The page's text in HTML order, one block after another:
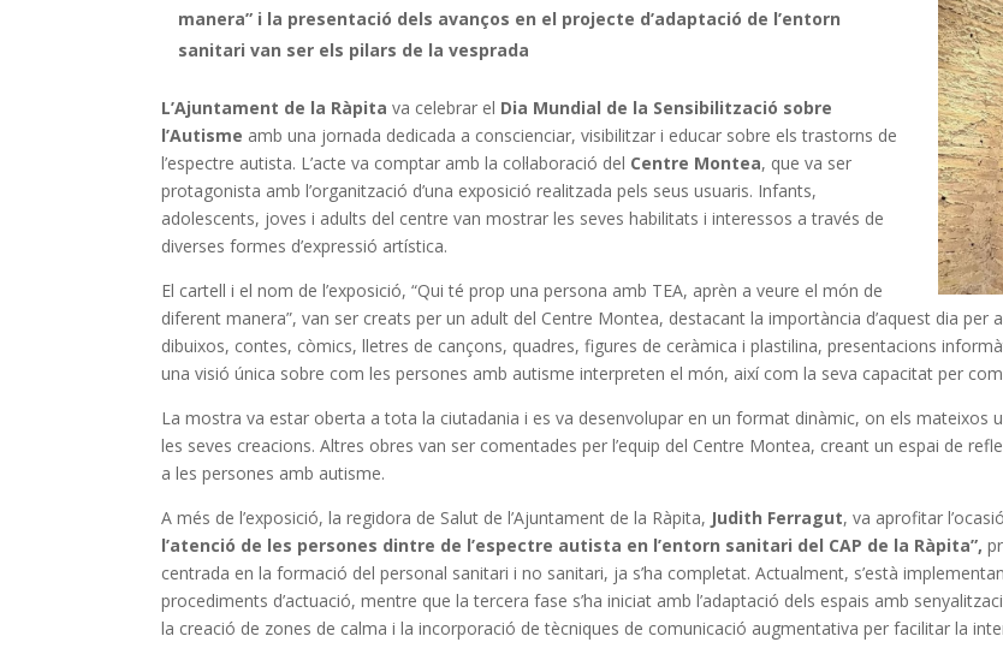
manera” i la presentació dels avanços en el projecte d’adaptació de l’entorn
sanitari van ser els pilars de la vesprada
L’Ajuntament de la Ràpita va celebrar el Dia Mundial de la Sensibilització sobre
l’Autisme amb una jornada dedicada a conscienciar, visibilitzar i educar sobre els trastorns de
l’espectre autista. L’acte va comptar amb la col·laboració del Centre Montea, que va ser
protagonista amb l’organització d’una exposició realitzada pels seus usuaris. Infants,
adolescents, joves i adults del centre van mostrar les seves habilitats i interessos a través de
diverses formes d’expressió artística.
El cartell i el nom de l’exposició, “Qui té prop una persona amb TEA, aprèn a veure el món de
diferent manera”, van ser creats per un adult del Centre Montea, destacant la importància d’aquest dia per
dibuixos, contes, còmics, lletres de cançons, quadres, figures de ceràmica i plastilina, presentacions
una visió única sobre com les persones amb autisme interpreten el món, així com la seva capacitat per
La mostra va estar oberta a tota la ciutadania i es va desenvolupar en un format dinàmic, on els mateixos
les seves creacions. Altres obres van ser comentades per l’equip del Centre Montea, creant un espai de
a les persones amb autisme.
A més de l’exposició, la regidora de Salut de l’Ajuntament de la Ràpita, Judith Ferragut, va aprofitar
l’atenció de les persones dintre de l’espectre autista en l’entorn sanitari del CAP de la Ràpita”,
centrada en la formació del personal sanitari i no sanitari, ja s’ha completat. Actualment, s’està
procediments d’actuació, mentre que la tercera fase s’ha iniciat amb l’adaptació dels espais amb
la creació de zones de calma i la incorporació de tècniques de comunicació augmentativa per facilitar la